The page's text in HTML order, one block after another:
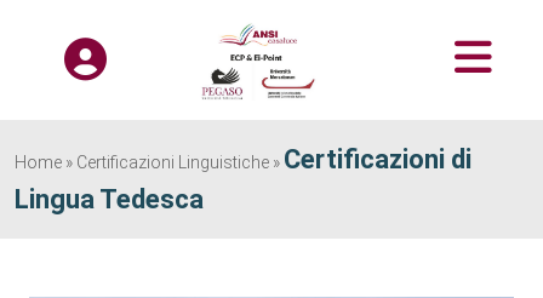
Home » Certificazioni Linguistiche » Certificazioni di
Lingua Tedesca